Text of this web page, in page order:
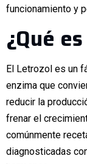
funcionamiento y
¿Qué
El Letrozol es un
enzima que
reducir la
frenar el
comúnmente
diagnosticadas